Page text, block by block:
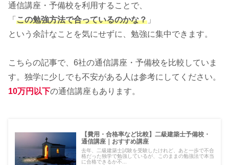
通信講座・予備校を利用することで、
「 この勉強方法で合っているのかな？ 」
という余計なことを気にせずに、勉強に集中できます。
こちらの記事で、6社の通信講座・予備校を比較していま
す。独学に少しでも不安がある人は参考にしてください。
10万円以下の通信講座もあります。
【費用・合格率など比較】二級建築士予備校・
通信講座｜おすすめ講座
去年、二級建築士試験を受験したけれど、あと一歩で不合
格だった独学で勉強しているが、このままの勉強法で本当
に合格できるか不...